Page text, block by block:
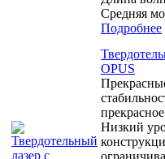
Средняя
Подробнее
OPUS
Низкий